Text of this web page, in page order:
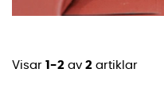
Visar 1-2 av 2 artiklar